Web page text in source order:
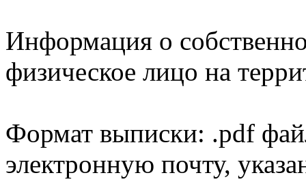
Информация о
физическое лицо на
Формат выписки: .pdf
электронную почту,